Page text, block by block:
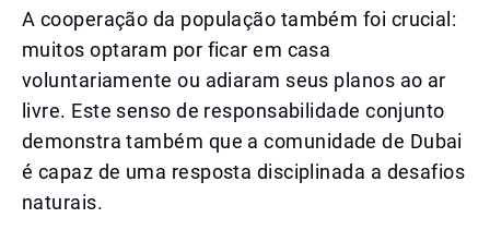
A cooperação da população também foi crucial:
muitos optaram por ficar em casa
voluntariamente ou adiaram seus planos ao ar
livre. Este senso de responsabilidade conjunto
demonstra também que a comunidade de Dubai
é capaz de uma resposta disciplinada a desafios
naturais.